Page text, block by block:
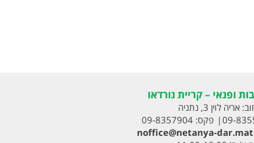
ופנאי – קריית נורדאו
אריה לוין 3, נתניה
09- פקס:09-8357904
noffice@netanya-